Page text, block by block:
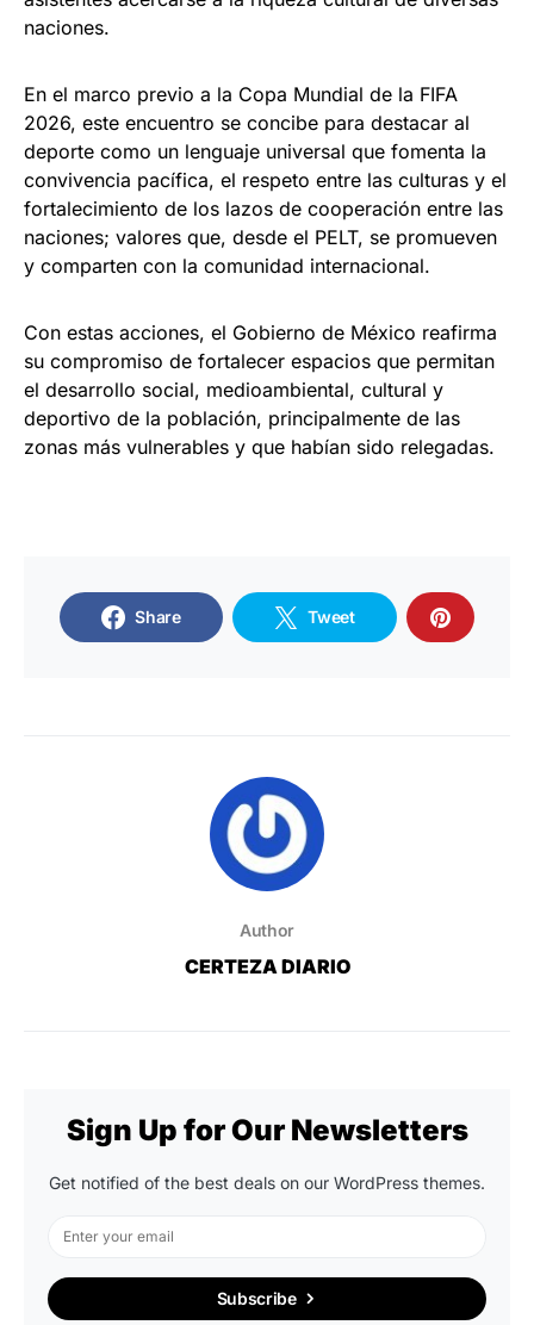
naciones.
En el marco previo a la Copa Mundial de la FIFA
2026, este encuentro se concibe para destacar al
deporte como un lenguaje universal que fomenta la
convivencia pacífica, el respeto entre las culturas y el
fortalecimiento de los lazos de cooperación entre las
naciones; valores que, desde el PELT, se promueven
y comparten con la comunidad internacional.
Con estas acciones, el Gobierno de México reafirma
su compromiso de fortalecer espacios que permitan
el desarrollo social, medioambiental, cultural y
deportivo de la población, principalmente de las
zonas más vulnerables y que habían sido relegadas.
Share Tweet
Author
CERTEZA DIARIO
Sign Up for Our Newsletters
Get notified of the best deals on our WordPress themes.
Subscribe